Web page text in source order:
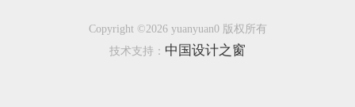
Copyright ©2026 yuanyuan0 版权所有
技术支持： 中国设计之窗